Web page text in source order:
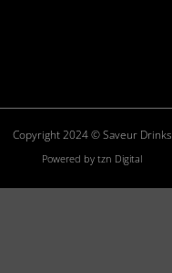
Copyright 2024 © Saveur Drinks
Powered by tzn Digital